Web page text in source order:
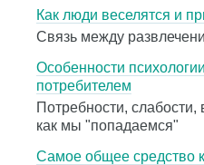
Как люди веселятся и
Связь между
Особенности
потребителем
Потребности,
как мы "попадаемся"
Самое общее средство